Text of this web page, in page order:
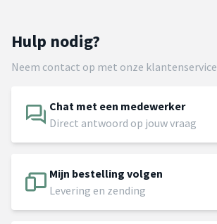
Hulp nodig?
Neem contact op met onze klantenservice
Chat met een medewerker
Direct antwoord op jouw vraag
Mijn bestelling volgen
Levering en zending